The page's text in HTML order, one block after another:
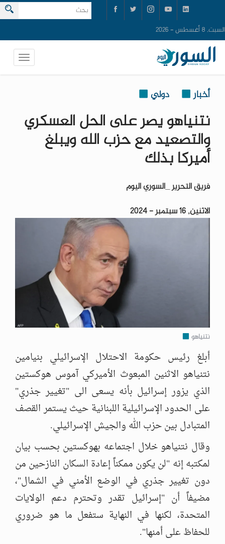
السبت, 8 أغسطس - 2026
أخبار دولي
نتنياهو يصر على الحل العسكري
والتصعيد مع حزب الله ويبلغ
أميركا بذلك
فريق التحرير _السوري اليوم
الاثنين, 16 سبتمبر - 2024
نتنياهو
أبلغ رئيس حكومة الاحتلال الإسرائيلي بنيامين
نتنياهو الاثنين المبعوث الأميركي آموس هوكستين
الذي يزور إسرائيل بأنه يسعى الى "تغيير جذري"
على الحدود الإسرائيلية اللبنانية حيث يستمر القصف
المتبادل بين حزب الله والجيش الإسرائيلي.
وقال نتنياهو خلال اجتماعه بهوكستين بحسب بيان
لمكتبه إنه "لن يكون ممكناً إعادة السكان النازحين من
دون تغيير جذري في الوضع الأمني في الشمال"،
مضيفاً أن "إسرائيل تقدر وتحترم دعم الولايات
المتحدة، لكنها في النهاية ستفعل ما هو ضروري
للحفاظ على أمنها".